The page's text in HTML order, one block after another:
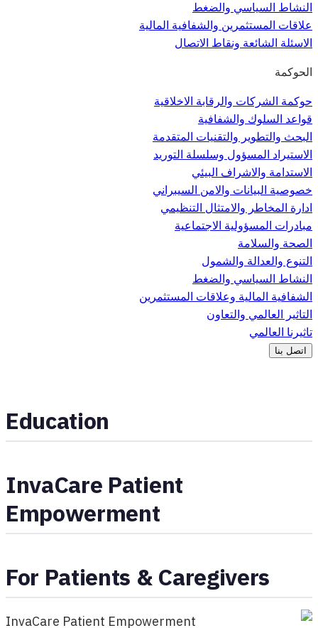
النشاط السياسي والضغط
علاقات المستثمرين والشفافية المالية
الاسئلة الشائعة ونقاط الاتصال
الحوكمة
حوكمة الشركات والرقابة الاخلاقية
قواعد السلوك والشفافية
البحث والتطوير والتقنيات المتقدمة
الاستيراد المسؤول وسلسلة التوريد
الاستدامة والاشراف البيئي
خصوصية البيانات والامن السيبراني
ادارة المخاطر والامتثال التنظيمي
مبادرات المسؤولية الاجتماعية
الصحة والسلامة
التنوع والعدالة والشمول
النشاط السياسي والضغط
الشفافية المالية وعلاقات المستثمرين
التاثير العالمي والتعاون
تاثيرنا العالمي
اتصل بنا
Education
InvaCare Patient
Empowerment
For Patients & Caregivers